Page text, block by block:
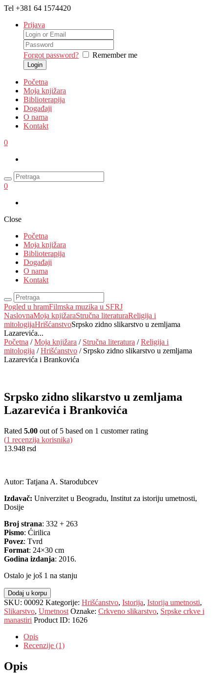
Tel +381 64 1574420
Prijava
Forgot password? Remember me
Početna
Moja knjižara
Biblioterapija
Događaji
O nama
Kontakt
0
0
Close
Početna
Moja knjižara
Biblioterapija
Događaji
O nama
Kontakt
Pogled u hramFilmska muzika u SFRJ
NaslovnaMoja knjižaraStručna literaturaReligija i
mitologijaHrišćanstvoSrpsko zidno slikarstvo u zemljama
Lazarevića...
Početna /Moja knjižara / Stručna literatura /Religija i
mitologija /Hrišćanstvo / Srpsko zidno slikarstvo u zemljama
Lazarevića i Brankovića
Srpsko zidno slikarstvo u zemljama
Lazarevića i Brankovića
Rated 5.00 out of 5 based on 1 customer rating
(1 recenzija korisnika)
13.948rsd
Autor: Tatjana A. Starodubcev
Izdavač: Univerzitet u Beogradu, Institut za istoriju umetnosti,
Dosije
Broj strana: 332 + 263
Pismo: Ćirilica
Povez: Tvrd
Format: 24×30 cm
Godina izdanja: 2016.
Ostalo je još 1 na stanju
Dodaj u korpu
SKU: 00092 Kategorije: Hrišćanstvo, Istorija, Istorija umetnosti,
Slikarstvo, Umetnost Oznake: Crkveno slikarstvo, Srpske crkve i
manastiri Product ID: 1626
Opis
Recenzije (1)
Opis